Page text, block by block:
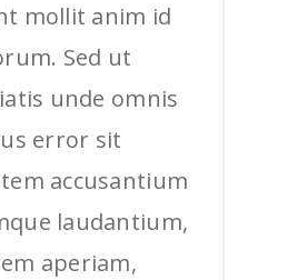
mollit anim id
Sed ut
unde omnis
error sit
accusantium
laudantium,
aperiam,